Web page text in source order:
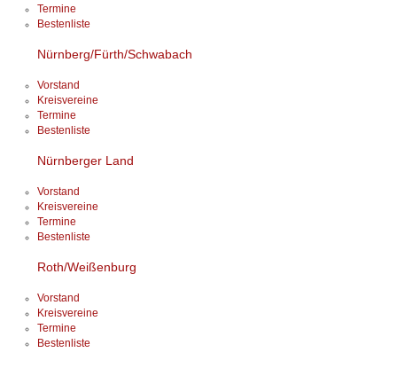
Termine
Bestenliste
Nürnberg/Fürth/Schwabach
Vorstand
Kreisvereine
Termine
Bestenliste
Nürnberger Land
Vorstand
Kreisvereine
Termine
Bestenliste
Roth/Weißenburg
Vorstand
Kreisvereine
Termine
Bestenliste